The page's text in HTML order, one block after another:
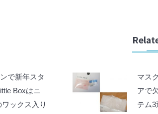
で新年スタ
Boxはニ
ックス入り
マス
アで
テム3